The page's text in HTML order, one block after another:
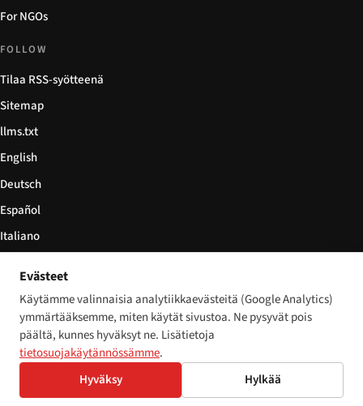
For NGOs
FOLLOW
Tilaa RSS-syötteenä
Sitemap
llms.txt
English
Deutsch
Español
Italiano
© 2026 Disability World. Kaikki oikeudet pidätetään. Cookie settings
DeutschEspañol PolskiFrançais
SvenskaDanskSuomi
Evästeet
Käytämme valinnaisia analytiikkaevästeitä (Google Analytics)
ymmärtääksemme, miten käytät sivustoa. Ne pysyvät pois
päältä, kunnes hyväksyt ne. Lisätietoja
tietosuojakäytännössämme.
Hyväksy
Hylkää